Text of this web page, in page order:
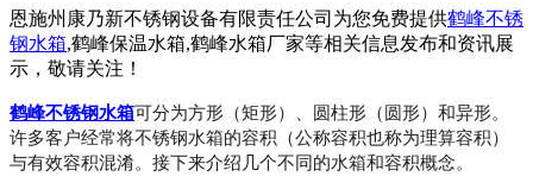
恩施州康乃新不锈钢设备有限责任公司为您免费提供鹤峰不锈
钢水箱,鹤峰保温水箱,鹤峰水箱厂家等相关信息发布和资讯展
示，敬请关注！
鹤峰不锈钢水箱可分为方形（矩形）、圆柱形（圆形）和异形。
许多客户经常将不锈钢水箱的容积（公称容积也称为理算容积）
与有效容积混淆。接下来介绍几个不同的水箱和容积概念。